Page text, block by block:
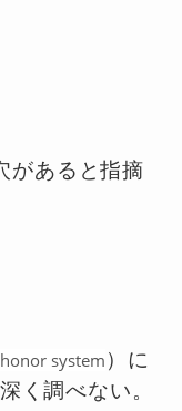
があると指摘
honor system ）に
く調べない。